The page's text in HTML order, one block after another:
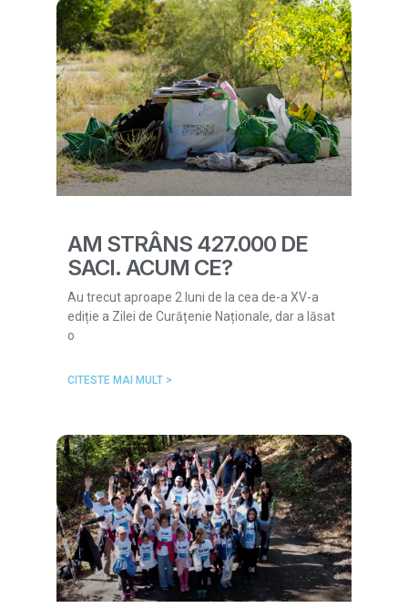
AM STRÂNS 427.000 DE
SACI. ACUM CE?
Au trecut aproape 2 luni de la cea de-a XV-a
ediție a Zilei de Curățenie Naționale, dar a lăsat
o
CITESTE MAI MULT >